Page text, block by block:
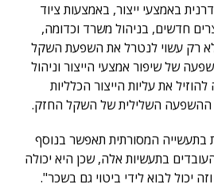
באמצעי ייצור, באמצעות ציוד
חדשים, בניהול משרד וכדומה,
רק עשוי לנטרל את השפעת השקל
של שיפור אמצעי הייצור וניהול
את עליות הייצור הכלליות
ההשפעה השלילית של השקל החזק.
בתעשייה המסורתית תאפשר בנוסף
בתעשיות אלה, שכן היא יכולה
יכול לבוא לידי ביטוי גם בשכר".